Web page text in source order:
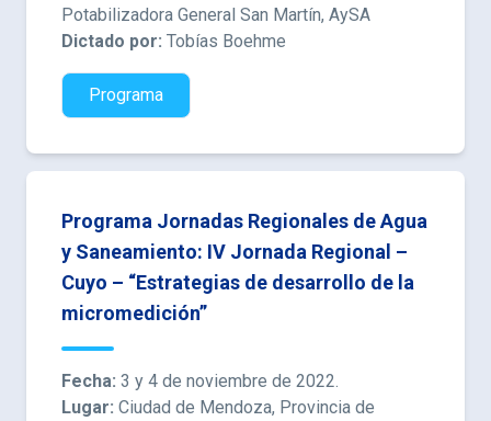
Potabilizadora General San Martín, AySA
Dictado por: Tobías Boehme
Programa
Programa Jornadas Regionales de Agua
y Saneamiento: IV Jornada Regional –
Cuyo – “Estrategias de desarrollo de la
micromedición”
Fecha: 3 y 4 de noviembre de 2022.
Lugar: Ciudad de Mendoza, Provincia de